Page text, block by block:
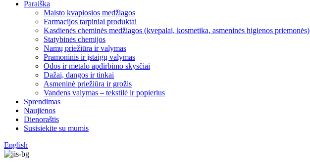
Paraiška
Maisto kvapiosios medžiagos
Farmacijos tarpiniai produktai
Kasdienės cheminės medžiagos (kvepalai, kosmetika, asmeninės higienos priemonės)
Statybinės chemijos
Namų priežiūra ir valymas
Pramoninis ir įstaigų valymas
Odos ir metalo apdirbimo skysčiai
Dažai, dangos ir tinkai
Asmeninė priežiūra ir grožis
Vandens valymas – tekstilė ir popierius
Sprendimas
Naujienos
Dienoraštis
Susisiekite su mumis
English